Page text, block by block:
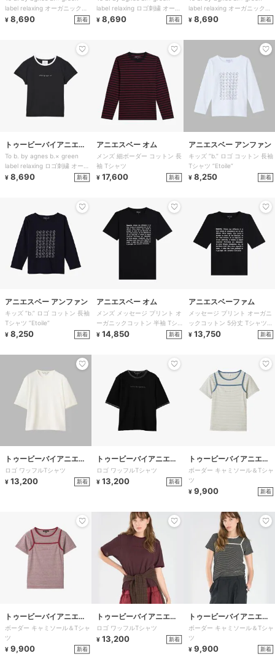
label relaxing オーガニックコ
ットン
¥ 8,690 新着
label relaxing ロゴ刺繍 オーガ
ニッ
¥ 8,690 新着
label relaxing オーガニックコ
ットン
¥ 8,690 新着
トゥービーバイアニエス
ベー
To b. by agnes b.× green
label relaxing ロゴ刺繍 オーガ
ニッ
¥ 8,690 新着
アニエスベー オム
メンズ 細ボーダー コットン 長
袖 Tシャツ
¥ 17,600 新着
アニエスベー アンファン
キッズ ”b.” ロゴ コットン 長袖
Tシャツ ”Etoile”
¥ 8,250 新着
アニエスベー アンファン
キッズ ”b.” ロゴ コットン 長袖
Tシャツ ”Etoile”
¥ 8,250 新着
アニエスベー オム
メンズ メッセージ プリント オ
ーガニックコットン 半袖 Tシ
ャツ ”Brando”
¥ 14,850 新着
アニエスベーファム
メッセージ プリント オーガニ
ックコットン 5分丈 Tシャツ
”Brando”
¥ 13,750 新着
トゥービーバイアニエス
ベー
ロゴ ワッフルTシャツ
¥ 13,200 新着
トゥービーバイアニエス
ベー
ロゴ ワッフルTシャツ
¥ 13,200 新着
トゥービーバイアニエス
ベー
ボーダー キャミソール＆Tシャ
ツ
¥ 9,900 新着
トゥービーバイアニエス
ベー
ボーダー キャミソール＆Tシャ
ツ
¥ 9,900 新着
トゥービーバイアニエス
ベー
ロゴ ワッフルTシャツ
¥ 13,200 新着
トゥービーバイアニエス
ベー
ボーダー キャミソール＆Tシャ
ツ
¥ 9,900 新着